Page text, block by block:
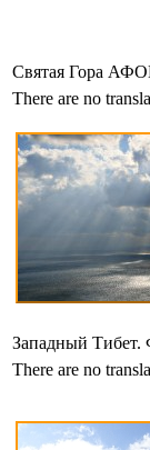
Святая Гора
There are no
Западный Тибет.
There are no